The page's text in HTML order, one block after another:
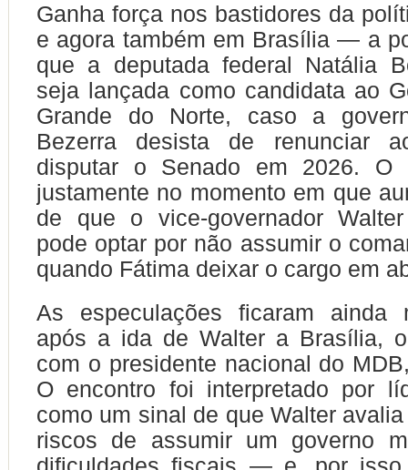
Ganha força nos bastidores da
e agora também em Brasília — a
que a deputada federal Natália
seja lançada como candidata ao
Grande do Norte, caso a
Bezerra desista de renunciar
disputar o Senado em 2026. O
justamente no momento em que
de que o vice-governador
pode optar por não assumir o
quando Fátima deixar o cargo em
As especulações ficaram ainda
após a ida de Walter a Brasília,
com o presidente nacional do
O encontro foi interpretado por
como um sinal de que Walter
riscos de assumir um governo